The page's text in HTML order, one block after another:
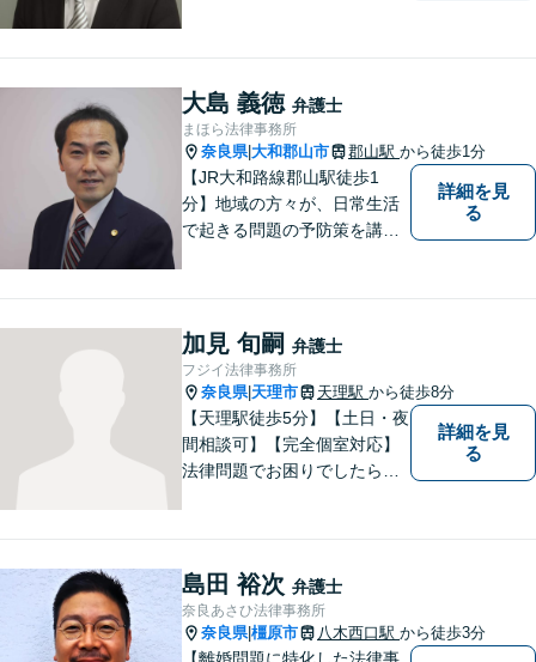
大島 義徳 弁護士
まほら法律事務所
奈良県|大和郡山市 郡山駅 から徒歩1分
【JR大和路線郡山駅徒歩1
分】地域の方々が、日常生活
で起きる問題の予防策を講じ
身近な弁護士を目指していま
す。
詳細を見
る
加見 旬嗣 弁護士
フジイ法律事務所
奈良県| 天理市 天理駅 から徒歩8分
【天理駅徒歩5分】【土日・夜
間相談可】【完全個室対応】
法律問題でお困りでしたらお
いたします。お早めのご相談
が納得のいく解決への第一歩
です。
詳細を見
る
島田 裕次 弁護士
奈良あさひ法律事務所
奈良県|橿原市 八木西口駅 から徒歩3分
【離婚問題に特化した法律事